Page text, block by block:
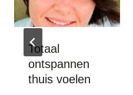
Totaal
ontspannen
thuis voelen